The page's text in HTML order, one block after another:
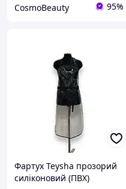
CosmoBeauty 95%
Фартух Teysha прозорий
силіконовий (ПВХ)